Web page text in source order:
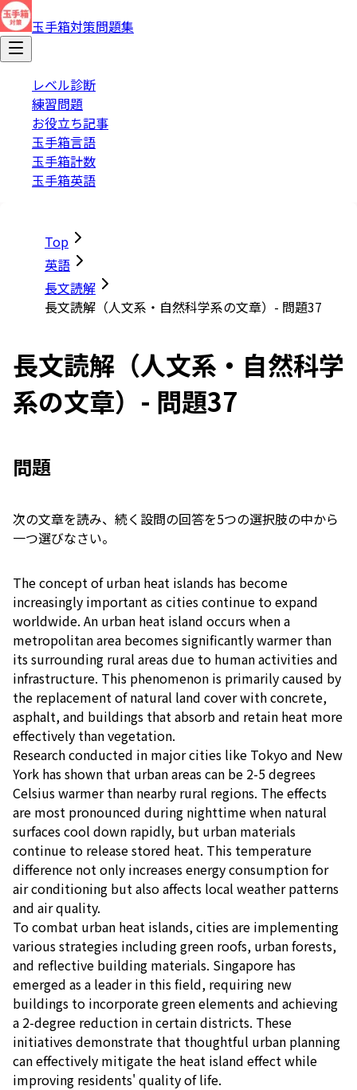
玉手箱対策問題集
レベル診断
練習問題
お役立ち記事
玉手箱言語
玉手箱計数
玉手箱英語
Top
英語
長文読解
長文読解（人文系・自然科学系の文章）- 問題37
長文読解（人文系・自然科学
系の文章）- 問題37
問題
次の文章を読み、続く設問の回答を5つの選択肢の中から
一つ選びなさい。
The concept of urban heat islands has become
increasingly important as cities continue to expand
worldwide. An urban heat island occurs when a
metropolitan area becomes significantly warmer than
its surrounding rural areas due to human activities and
infrastructure. This phenomenon is primarily caused by
the replacement of natural land cover with concrete,
asphalt, and buildings that absorb and retain heat more
effectively than vegetation.
Research conducted in major cities like Tokyo and New
York has shown that urban areas can be 2-5 degrees
Celsius warmer than nearby rural regions. The effects
are most pronounced during nighttime when natural
surfaces cool down rapidly, but urban materials
continue to release stored heat. This temperature
difference not only increases energy consumption for
air conditioning but also affects local weather patterns
and air quality.
To combat urban heat islands, cities are implementing
various strategies including green roofs, urban forests,
and reflective building materials. Singapore has
emerged as a leader in this field, requiring new
buildings to incorporate green elements and achieving
a 2-degree reduction in certain districts. These
initiatives demonstrate that thoughtful urban planning
can effectively mitigate the heat island effect while
improving residents' quality of life.